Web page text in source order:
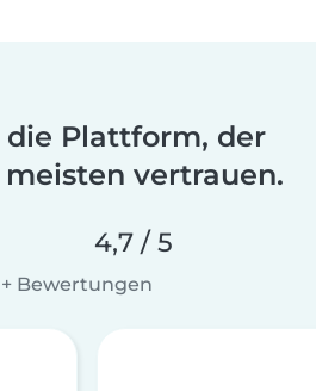
die Plattform, der
vertrauen.
4,7 / 5
Bewertungen